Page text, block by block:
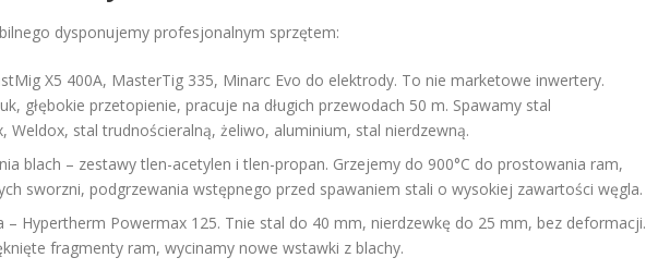
dysponujemy profesjonalnym sprzętem:
X5 400A, MasterTig 335, Minarc Evo do elektrody. To nie marketowe inwertery.
głębokie przetopienie, pracuje na długich przewodach 50 m. Spawamy stal
Weldox, stal trudnościeralną, żeliwo, aluminium, stal nierdzewną.
blach – zestawy tlen-acetylen i tlen-propan. Grzejemy do 900°C do prostowania ram,
sworzni, podgrzewania wstępnego przed spawaniem stali o wysokiej zawartości węgla.
– Hypertherm Powermax 125. Tnie stal do 40 mm, nierdzewkę do 25 mm, bez deformacji.
fragmenty ram, wycinamy nowe wstawki z blachy.